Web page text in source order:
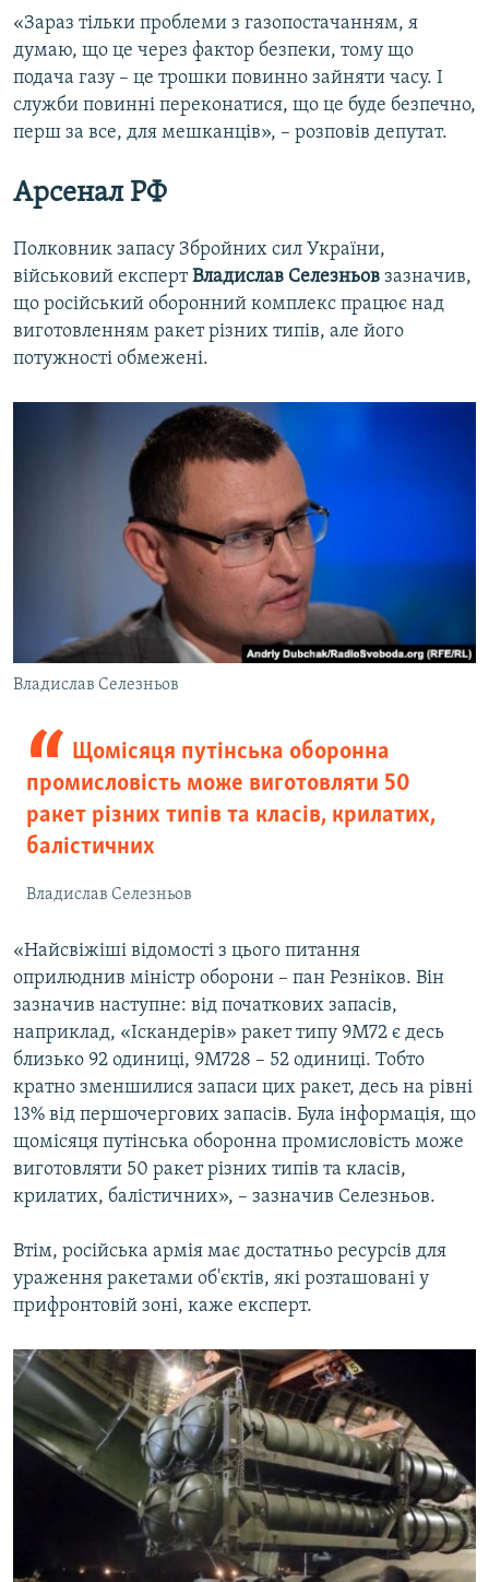
«Зараз тільки проблеми з газопостачанням, я
думаю, що це через фактор безпеки, тому що
подача газу – це трошки повинно зайняти часу. І
служби повинні переконатися, що це буде безпечно,
перш за все, для мешканців», – розповів депутат.
Арсенал РФ
Полковник запасу Збройних сил України,
військовий експертВладислав Селезньов зазначив,
що російський оборонний комплекс працює над
виготовленням ракет різних типів, але його
потужності обмежені.
Владислав Селезньов
Щомісяця путінська оборонна
промисловість може виготовляти 50
ракет різних типів та класів, крилатих,
балістичних
Владислав Селезньов
«Найсвіжіші відомості з цього питання
оприлюднив міністр оборони – пан Резніков. Він
зазначив наступне: від початкових запасів,
наприклад, «Іскандерів» ракет типу 9М72 є десь
близько 92 одиниці, 9М728 – 52 одиниці. Тобто
кратно зменшилися запаси цих ракет, десь на рівні
13% від першочергових запасів. Була інформація, що
щомісяця путінська оборонна промисловість може
виготовляти 50 ракет різних типів та класів,
крилатих, балістичних», – зазначив Селезньов.
Втім, російська армія має достатньо ресурсів для
ураження ракетами об'єктів, які розташовані у
прифронтовій зоні, каже експерт.